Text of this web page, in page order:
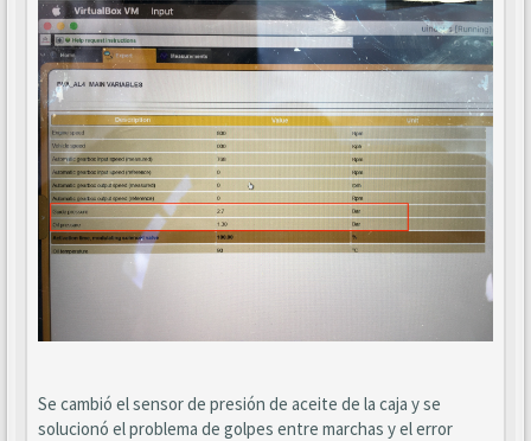
Se cambió el sensor de presión de aceite de la caja y se
solucionó el problema de golpes entre marchas y el error